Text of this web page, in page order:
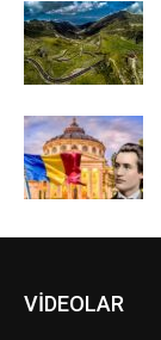
VİDEOLAR